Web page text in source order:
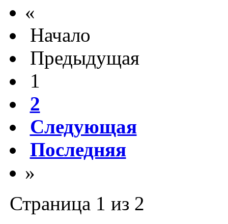
«
Начало
Предыдущая
1
2
Следующая
Последняя
»
Страница 1 из 2